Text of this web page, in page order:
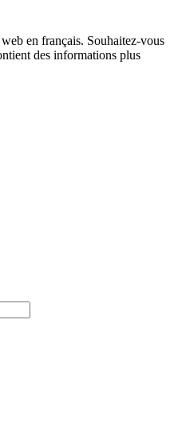
en français. Souhaitez-vous
des informations plus